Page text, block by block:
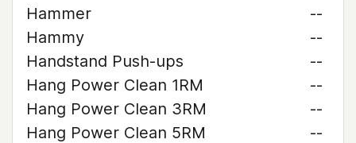
Hammer
--
Hammy
--
Handstand Push-ups
--
Hang Power Clean 1RM
--
Hang Power Clean 3RM
--
Hang Power Clean 5RM
--